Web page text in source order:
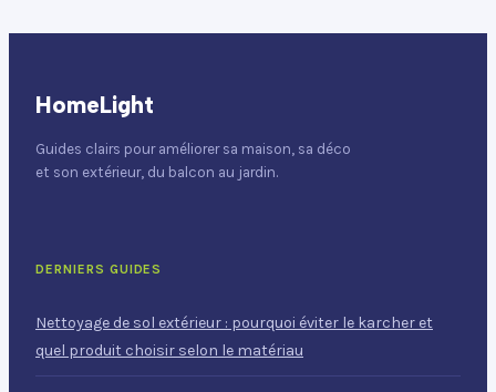
HomeLight
Guides clairs pour améliorer sa maison, sa déco
et son extérieur, du balcon au jardin.
DERNIERS GUIDES
Nettoyage de sol extérieur : pourquoi éviter le karcher et
quel produit choisir selon le matériau